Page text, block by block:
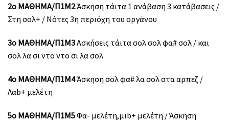
2ο ΜΑΘΗΜΑ/Π1Μ2Άσκηση τάιτα 1 ανάβαση 3 κατάβασεις /
Στη σολ+ / Νότες 3η περιόχη του οργάνου
3ο ΜΑΘΗΜΑ/Π1Μ3Ασκήσεις τάιτα σολ σολ φα# σολ / και
σολ λα σι ντο ντο σι λα σολ
4ο ΜΑΘΗΜΑ/Π1Μ4Άσκηση σολ φα# λα σολ στα αρπεζ /
Λαb+ μελέτη
5ο ΜΑΘΗΜΑ/Π1Μ5Φα- μελέτη,μιb+ μελέτη / Άσκηση